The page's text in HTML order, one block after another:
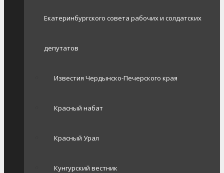
Екатеринбургского совета рабочих и солдатских
депутатов
Известия Чердынско-Печерского края
Красный набат
Красный Урал
Кунгурский вестник